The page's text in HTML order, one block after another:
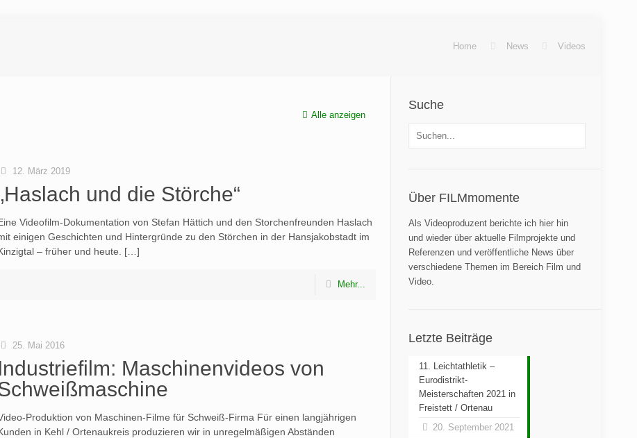
Home News Videos
Alle anzeigen
12. März 2019
und die Störche“
Videofilm-Dokumentation von Stefan Hättich und den Storchenfreunden Haslach
einigen Geschichten und Hintergründe zu den Störchen in der Hansjakobstadt im
– früher und heute. […]
Mehr...
25. Mai 2016
Maschinenvideos von
Produktion von Maschinen-Filme für Schweiß-Firma Für einen langjährigen
in Kehl / Ortenaukreis produzieren wir in unregelmäßigen Abständen
Suche
Über FILMmomente
Als Videoproduzent berichte ich hier hin
und wieder über aktuelle Filmprojekte und
Referenzen und veröffentliche News über
verschiedene Themen im Bereich Film und
Video.
Letzte Beiträge
11. Leichtathletik –
Eurodistrikt-
Meisterschaften 2021 in
Freistett / Ortenau
20. September 2021